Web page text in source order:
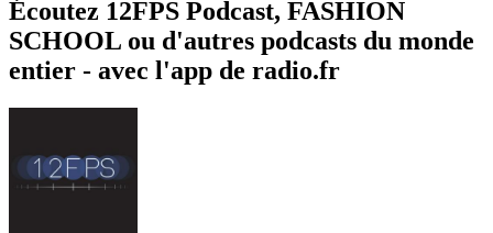
Écoutez 12FPS Podcast, FASHION
SCHOOL ou d'autres podcasts du monde
entier - avec l'app de radio.fr